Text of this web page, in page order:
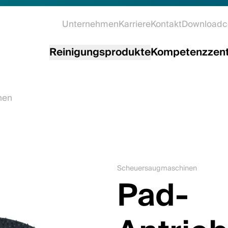
UnternehmenKarriereKontakt
Reinigungsprodukte
Scheuersaugmaschinen
Pad-